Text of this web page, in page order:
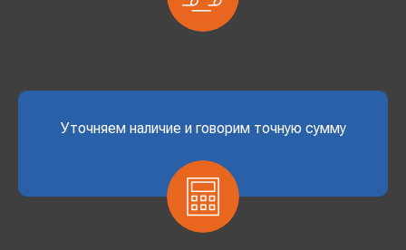
Уточняем наличие и говорим точную сумму